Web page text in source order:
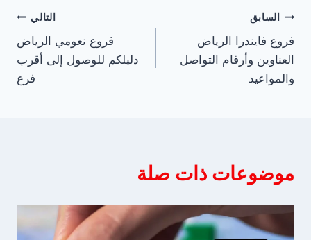
تصفّح
المقالات
السابق
فروع فايندرا الرياض
العناوين وأرقام التواصل
والمواعيد
التالي
فروع نعومي الرياض
دليلكم للوصول إلى أقرب
فرع
موضوعات ذات صلة